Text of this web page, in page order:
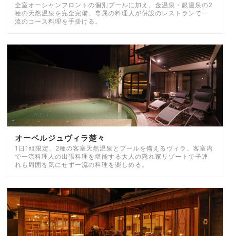
全室オーシャンフロントの個別プールに加え、金温泉・銀温泉の2
種の天然温泉を完全完備。専属の料理人が併設のレストランで一
流のコース料理を手掛ける。
オーベルジュヴィラ楚々
1日1組限定、2種の客室天然温泉とプールを備えるヴィラ。客室内
で一流料理人の出張料理を堪能する大人の隠れ家リゾートで子連
れも周囲を気にせず一流の料理を楽しめる。